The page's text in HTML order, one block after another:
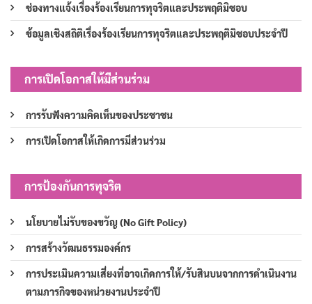
ช่องทางแจ้งเรื่องร้องเรียนการทุจริตและประพฤติมิชอบ
ข้อมูลเชิงสถิติเรื่องร้องเรียนการทุจริตและประพฤติมิชอบประจำปี
การเปิดโอกาสให้มีส่วนร่วม
การรับฟังความคิดเห็นของประชาชน
การเปิดโอกาสให้เกิดการมีส่วนร่วม
การป้องกันการทุจริต
นโยบายไม่รับของขวัญ (No Gift Policy)
การสร้างวัฒนธรรมองค์กร
การประเมินความเสี่ยงที่อาจเกิดการให้/รับสินบนจากการดำเนินงาน
ตามภารกิจของหน่วยงานประจำปี